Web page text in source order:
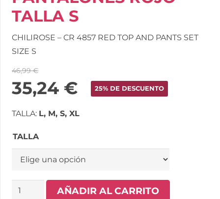
TALLA S
CHILIROSE – CR 4857 RED TOP AND PANTS SET
SIZE S
46,99€
35,24 € 25% DE DESCUENTO
TALLA: L, M, S, XL
TALLA
CHILIROSE
AÑADIR AL CARRITO